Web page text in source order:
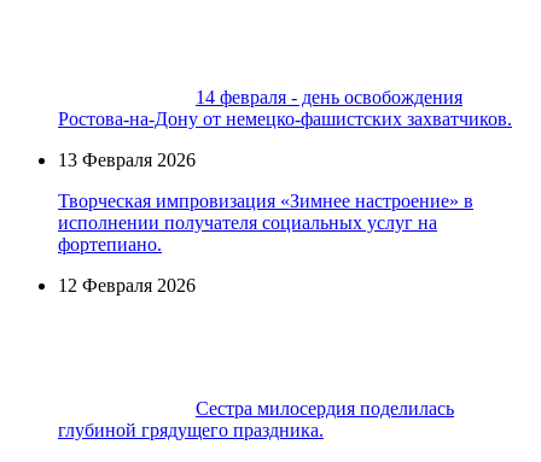
14 февраля - день освобождения
Ростова-на-Дону от немецко-фашистских захватчиков.
13 Февраля 2026
Творческая импровизация «Зимнее настроение» в
исполнении получателя социальных услуг на
фортепиано.
12 Февраля 2026
Сестра милосердия поделилась
глубиной грядущего праздника.